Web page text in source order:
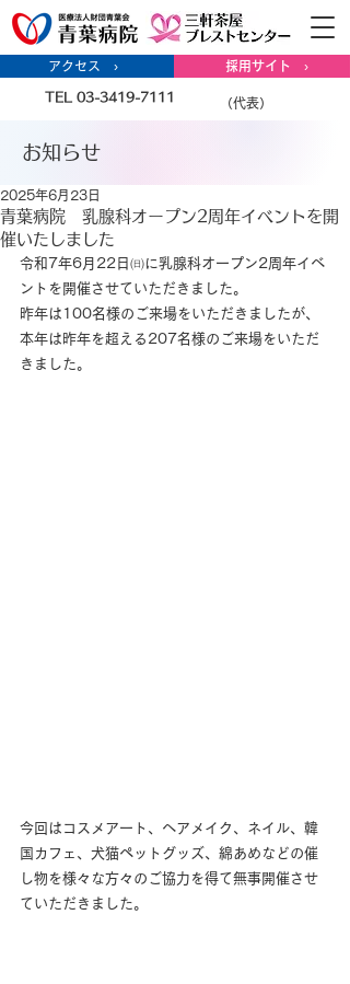
アクセス › 採用サイト ›
TEL 03-3419-7111 （代表）
お知らせ
青葉病院 乳腺科オープン2周年イベントを開
催いたしました
2025年6月23日
令和7年6月22日㈰に乳腺科オープン2周年イベ
ントを開催させていただきました。
昨年は100名様のご来場をいただきましたが、
本年は昨年を超える207名様のご来場をいただ
きました。
今回はコスメアート、ヘアメイク、ネイル、韓
国カフェ、犬猫ペットグッズ、綿あめなどの催
し物を様々な方々のご協力を得て無事開催させ
ていただきました。